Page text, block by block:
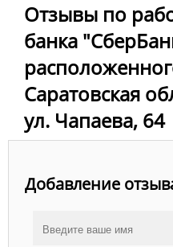
Отзывы по
банка
Саратовская
ул. Чапаева, 64
Добавление